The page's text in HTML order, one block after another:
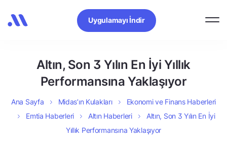
Uygulamayı İndir
Altın, Son 3 Yılın En İyi Yıllık
Performansına Yaklaşıyor
Ana Sayfa Midas’ın Kulakları
Ekonomi ve Finans Haberleri
Emtia Haberleri
Altın Haberleri
Altın, Son 3 Yılın En İyi
Yıllık Performansına Yaklaşıyor